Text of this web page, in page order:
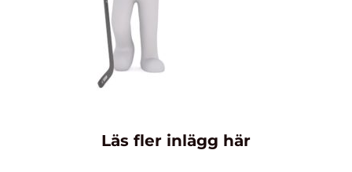
Läs fler inlägg här